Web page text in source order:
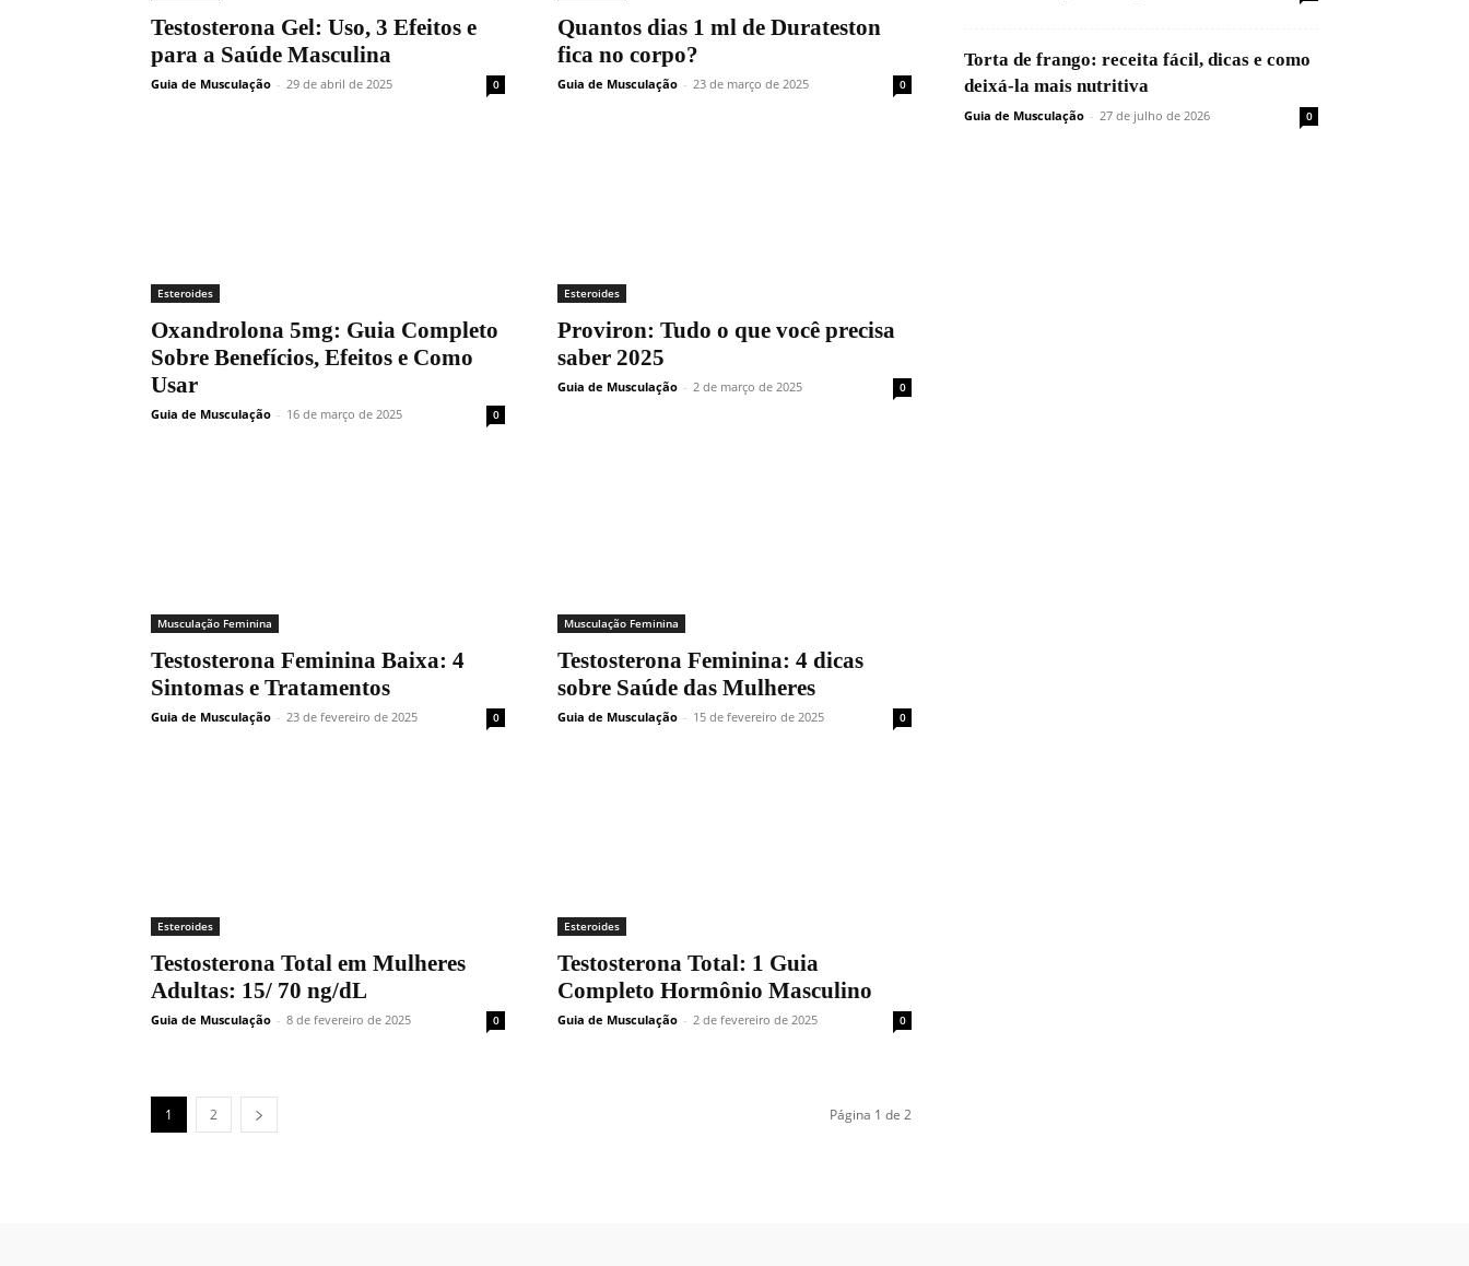
Testosterona Gel: Uso, 3 Efeitos e
para a Saúde Masculina
Guia de Musculação - 29 de abril de 2025 0
Quantos dias 1 ml de Durateston
fica no corpo?
Guia de Musculação - 23 de março de 2025 0
Esteroides
Oxandrolona 5mg: Guia Completo
Sobre Benefícios, Efeitos e Como
Usar
Guia de Musculação - 16 de março de 2025 0
Esteroides
Proviron: Tudo o que você precisa
saber 2025
Guia de Musculação - 2 de março de 2025 0
Musculação Feminina
Testosterona Feminina Baixa: 4
Sintomas e Tratamentos
Guia de Musculação - 23 de fevereiro de 2025 0
Musculação Feminina
Testosterona Feminina: 4 dicas
sobre Saúde das Mulheres
Guia de Musculação - 15 de fevereiro de 2025 0
Esteroides
Testosterona Total em Mulheres
Adultas: 15/ 70 ng/dL
Guia de Musculação - 8 de fevereiro de 2025 0
Esteroides
Testosterona Total: 1 Guia
Completo Hormônio Masculino
Guia de Musculação - 2 de fevereiro de 2025 0
1 2 Página 1 de 2
Torta de frango: receita fácil, dicas e como
deixá-la mais nutritiva
Guia de Musculação - 27 de julho de 2026 0